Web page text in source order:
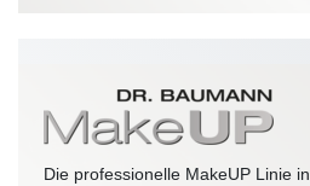
Die professionelle MakeUP Linie in